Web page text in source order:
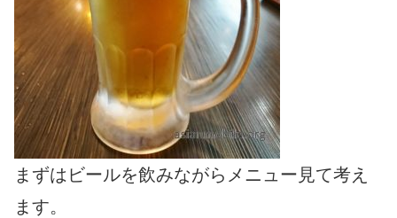
まずはビールを飲みながらメニュー見て考え
ます。